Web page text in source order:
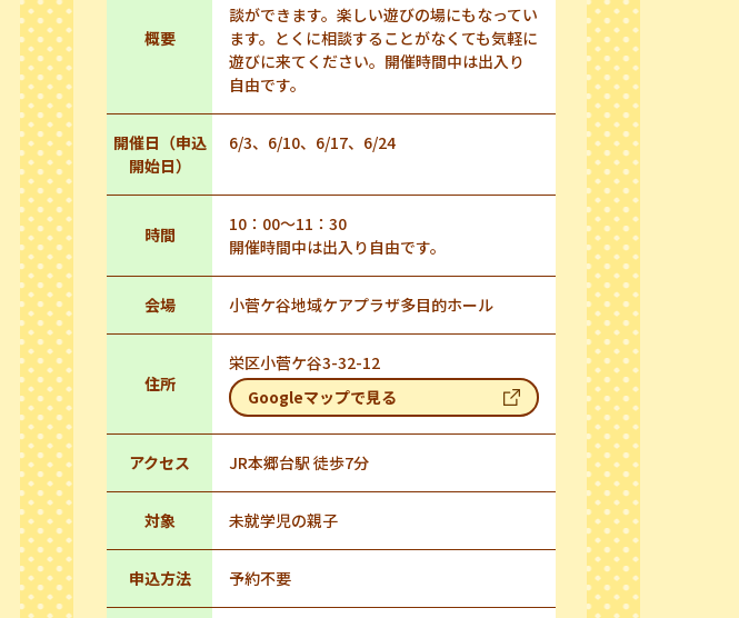
概要
談ができます。楽しい遊びの場にもなってい
ます。とくに相談することがなくても気軽に
遊びに来てください。開催時間中は出入り
自由です。
開催日（申込
開始日）
6/3、6/10、6/17、6/24
時間
10：00～11：30
開催時間中は出入り自由です。
会場 小菅ケ谷地域ケアプラザ多目的ホール
住所
栄区小菅ケ谷3-32-12
Googleマップで見る
アクセス JR本郷台駅 徒歩7分
対象 未就学児の親子
申込方法 予約不要